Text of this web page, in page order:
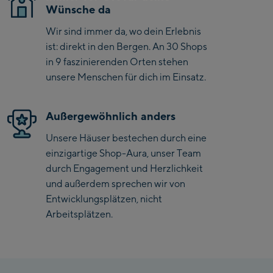
Saalbach Zentrum
Kohlmaisbahn
Saalbach Ski-Service
Center
/Valley station
Salzburg:
McArthurGlen
Designer Outlet
Mayrhofen:
Mayrhofen Zentrum
Wünsche da
Wir sind immer da, wo dein Erlebnis
ist: direkt in den Bergen. An 30 Shops
in 9 faszinierenden Orten stehen
unsere Menschen für dich im Einsatz.
Außergewöhnlich anders
Unsere Häuser bestechen durch eine
einzigartige Shop-Aura, unser Team
durch Engagement und Herzlichkeit
und außerdem sprechen wir von
Entwicklungsplätzen, nicht
Arbeitsplätzen.